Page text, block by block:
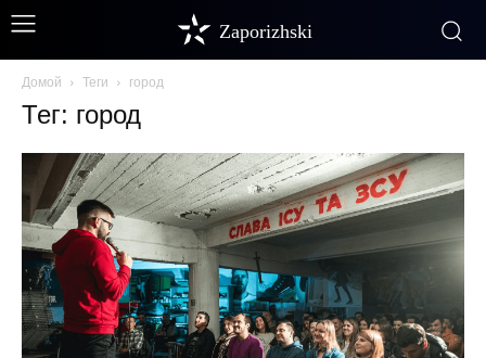
Zaporizhski
Домой Теги город
Тег: город